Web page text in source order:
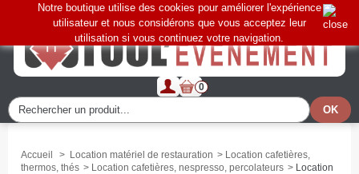
0
Notre boutique utilise des cookies pour améliorer l'expérience
utilisateur et nous considérons que vous acceptez leur
utilisation si vous continuez votre navigation.
Accueil > Location matériel de restauration > Location cafetières,
thermos, thés > Location cafetières, nespresso, percolateurs > Location